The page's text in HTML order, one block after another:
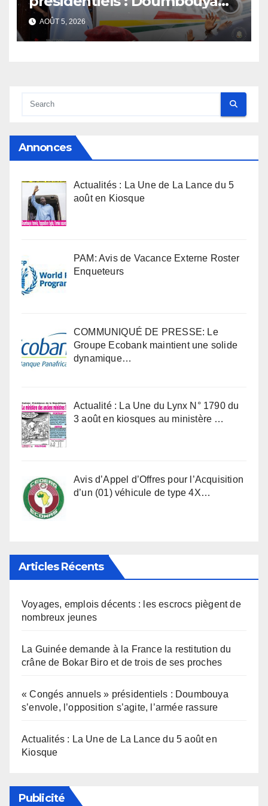
s’envole, l’opposition s’agite,
l’armée rassure
AOÛT 5, 2026
Annonces
Actualités : La Une de La Lance du 5
août en Kiosque
PAM: Avis de Vacance Externe Roster
Enqueteurs
COMMUNIQUÉ DE PRESSE: Le
Groupe Ecobank maintient une solide
dynamique…
Actualité : La Une du Lynx N° 1790 du
3 août en kiosques au ministère …
Avis d’Appel d’Offres pour l’Acquisition
d’un (01) véhicule de type 4X…
Articles Récents
Voyages, emplois décents : les escrocs piègent de
nombreux jeunes
La Guinée demande à la France la restitution du
crâne de Bokar Biro et de trois de ses proches
« Congés annuels » présidentiels : Doumbouya
s’envole, l’opposition s’agite, l’armée rassure
Actualités : La Une de La Lance du 5 août en
Kiosque
Publicité